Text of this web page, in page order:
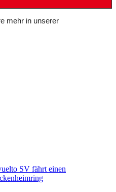
mehr in unserer
SV fährt einen